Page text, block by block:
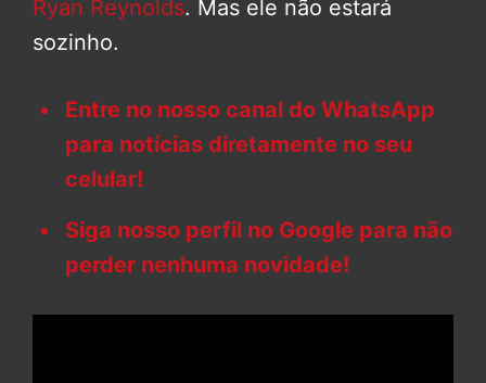
Ryan Reynolds. Mas ele não estará
sozinho.
Entre no nosso canal do WhatsApp
para notícias diretamente no seu
celular!
Siga nosso perfil no Google para não
perder nenhuma novidade!